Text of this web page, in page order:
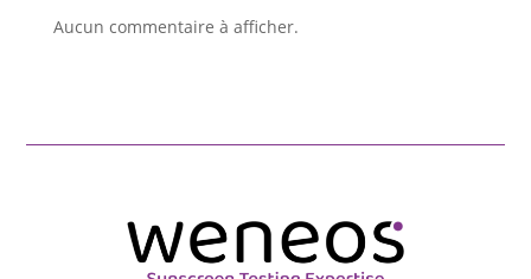
Aucun commentaire à afficher.